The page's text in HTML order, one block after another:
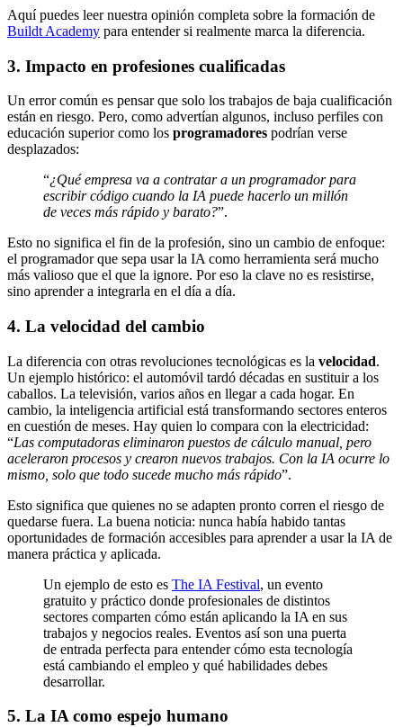
Aquí puedes leer nuestra opinión completa sobre la formación de
Buildt Academy para entender si realmente marca la diferencia.
3. Impacto en profesiones cualificadas
Un error común es pensar que solo los trabajos de baja cualificación
están en riesgo. Pero, como advertían algunos, incluso perfiles con
educación superior como los programadores podrían verse
desplazados:
“¿Qué empresa va a contratar a un programador para
escribir código cuando la IA puede hacerlo un millón
de veces más rápido y barato?”.
Esto no significa el fin de la profesión, sino un cambio de enfoque:
el programador que sepa usar la IA como herramienta será mucho
más valioso que el que la ignore. Por eso la clave no es resistirse,
sino aprender a integrarla en el día a día.
4. La velocidad del cambio
La diferencia con otras revoluciones tecnológicas es la velocidad.
Un ejemplo histórico: el automóvil tardó décadas en sustituir a los
caballos. La televisión, varios años en llegar a cada hogar. En
cambio, la inteligencia artificial está transformando sectores enteros
en cuestión de meses. Hay quien lo compara con la electricidad:
“Las computadoras eliminaron puestos de cálculo manual, pero
aceleraron procesos y crearon nuevos trabajos. Con la IA ocurre lo
mismo, solo que todo sucede mucho más rápido”.
Esto significa que quienes no se adapten pronto corren el riesgo de
quedarse fuera. La buena noticia: nunca había habido tantas
oportunidades de formación accesibles para aprender a usar la IA de
manera práctica y aplicada.
Un ejemplo de esto es The IA Festival, un evento
gratuito y práctico donde profesionales de distintos
sectores comparten cómo están aplicando la IA en sus
trabajos y negocios reales. Eventos así son una puerta
de entrada perfecta para entender cómo esta tecnología
está cambiando el empleo y qué habilidades debes
desarrollar.
5. La IA como espejo humano